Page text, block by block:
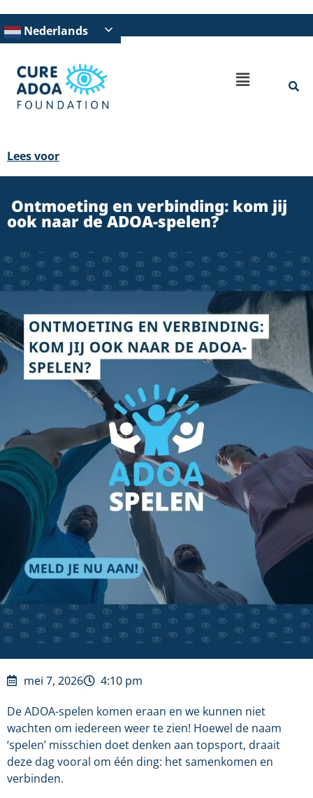
Nederlands
Lees voor
Ontmoeting en verbinding: kom jij
ook naar de ADOA-spelen?
mei 7, 2026
4:10 pm
De ADOA-spelen komen eraan en we kunnen niet
wachten om iedereen weer te zien! Hoewel de naam
‘spelen’ misschien doet denken aan topsport, draait
deze dag vooral om één ding: het samenkomen en
verbinden.